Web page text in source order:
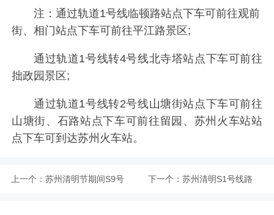
注：通过轨道1号线临顿路站点下车可前往观前
街、相门站点下车可前往平江路景区;
通过轨道1号线转4号线北寺塔站点下车可前往
拙政园景区;
通过轨道1号线转2号线山塘街站点下车可前往
山塘街、石路站点下车可前往留园、苏州火车站站
点下车可到达苏州火车站。
上一个： 苏州清明节期间S9号 下一个： 苏州清明S1号线路